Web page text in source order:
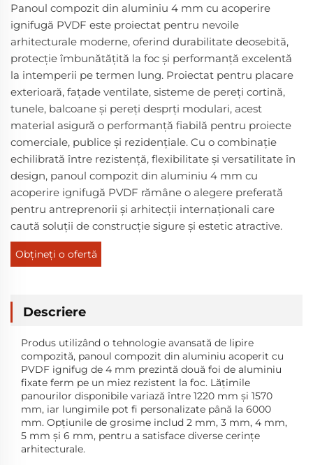
Panoul compozit din aluminiu 4 mm cu acoperire
ignifugă PVDF este proiectat pentru nevoile
arhitecturale moderne, oferind durabilitate deosebită,
protecție îmbunătățită la foc și performanță excelentă
la intemperii pe termen lung. Proiectat pentru placare
exterioară, fațade ventilate, sisteme de pereți cortină,
tunele, balcoane și pereți desprți modulari, acest
material asigură o performanță fiabilă pentru proiecte
comerciale, publice și rezidențiale. Cu o combinație
echilibrată între rezistență, flexibilitate și versatilitate în
design, panoul compozit din aluminiu 4 mm cu
acoperire ignifugă PVDF rămâne o alegere preferată
pentru antreprenorii și arhitecții internaționali care
caută soluții de construcție sigure și estetic atractive.
Obțineți o ofertă
Descriere
Produs utilizând o tehnologie avansată de lipire
compozită, panoul compozit din aluminiu acoperit cu
PVDF ignifug de 4 mm prezintă două foi de aluminiu
fixate ferm pe un miez rezistent la foc. Lățimile
panourilor disponibile variază între 1220 mm și 1570
mm, iar lungimile pot fi personalizate până la 6000
mm. Opțiunile de grosime includ 2 mm, 3 mm, 4 mm,
5 mm și 6 mm, pentru a satisface diverse cerințe
arhitecturale.